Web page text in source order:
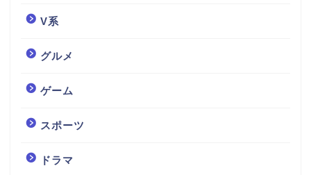
V系
グルメ
ゲーム
スポーツ
ドラマ